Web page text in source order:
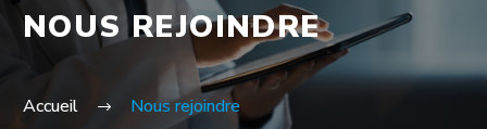
NOUS REJOINDRE
Accueil Nous rejoindre